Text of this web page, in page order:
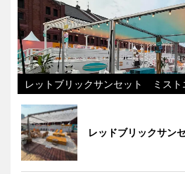
レットブリックサンセット ミスト
レッドブリックサ